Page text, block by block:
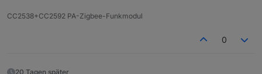
Platine und Schnappverschlüsse, im Gehäuseboden
ausdrucken möchte die Dateien liegen auf
Kann man eigentlich hierfür so ein Gehäuse ordern?
CC2538+CC2592 PA-Zigbee-Funkmodul
0
20 Tagen später